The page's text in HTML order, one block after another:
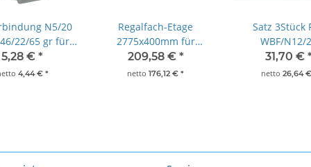
N5/20
22/65 gr für
und
Auflagen
5,28 € *
4,44 € *
Regalfach-Etage
2775x400mm für
Aluminium-Regal mit
geschlossenen
209,58 € *
netto 176,12 € *
Satz 3Stück
WBF/N12/
Norm 12/20 für
31,70 €
netto 26,64 €